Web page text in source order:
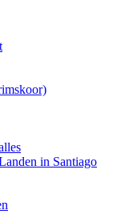
in Santiago